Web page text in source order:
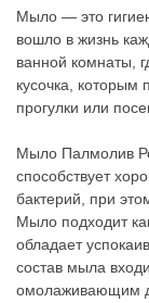
Мыло — это
вошло в жизнь
ванной комнаты,
кусочка,
прогулки или
Мыло Палмолив
способствует
бактерий, при
Мыло подходит
обладает
состав мыла
омолаживающим